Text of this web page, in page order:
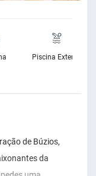
Piscina Exterior
de Búzios,
da